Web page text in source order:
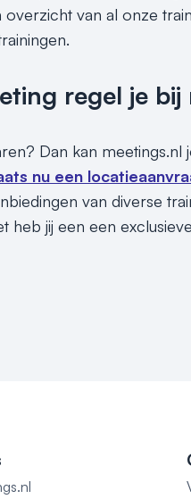
overzicht van al onze
regel je bij
Dan kan
nu een
van diverse
heb jij een een